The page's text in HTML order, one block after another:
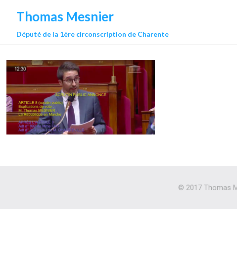
Thomas Mesnier
Député de la 1ère circonscription de Charente
© 2017 Thomas